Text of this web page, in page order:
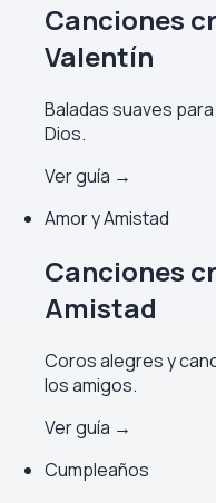
Canciones
Valentín
Baladas suaves
Dios.
Ver guía →
Amor y Amistad
Canciones
Amistad
Coros alegres y
los amigos.
Ver guía →
Cumpleaños